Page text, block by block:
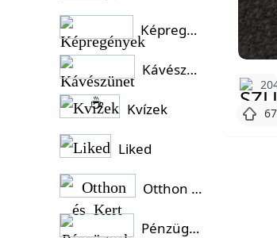
Képregények
Kávészünet ☕
Kvízek
Liked
Otthon és Kert
Pénzügyek